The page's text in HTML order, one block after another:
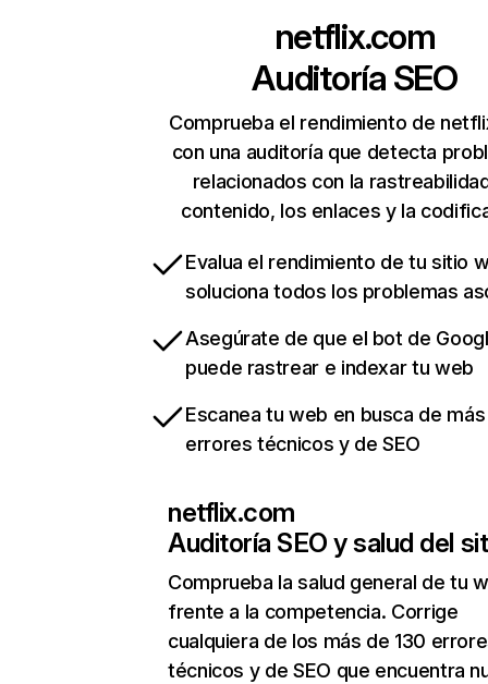
netflix.com
Auditoría SEO
Comprueba el rendimiento de
con una auditoría que detecta
relacionados con la
contenido, los enlaces y la
Evalua el rendimiento de tu sitio
soluciona todos los problemas
Asegúrate de que el bot de
puede rastrear e indexar tu web
Escanea tu web en busca de
errores técnicos y de SEO
netflix.com
Auditoría SEO y salud del
Comprueba la salud general de tu
frente a la competencia. Corrige
cualquiera de los más de 130
técnicos y de SEO que encuentra